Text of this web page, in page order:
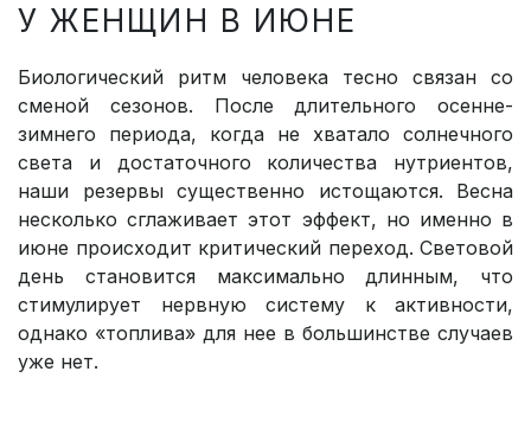
У ЖЕНЩИН В ИЮНЕ
Биологический ритм человека тесно связан со
сменой сезонов. После длительного осенне-
зимнего периода, когда не хватало солнечного
света и достаточного количества нутриентов,
наши резервы существенно истощаются. Весна
несколько сглаживает этот эффект, но именно в
июне происходит критический переход. Световой
день становится максимально длинным, что
стимулирует нервную систему к активности,
однако «топлива» для нее в большинстве случаев
уже нет.